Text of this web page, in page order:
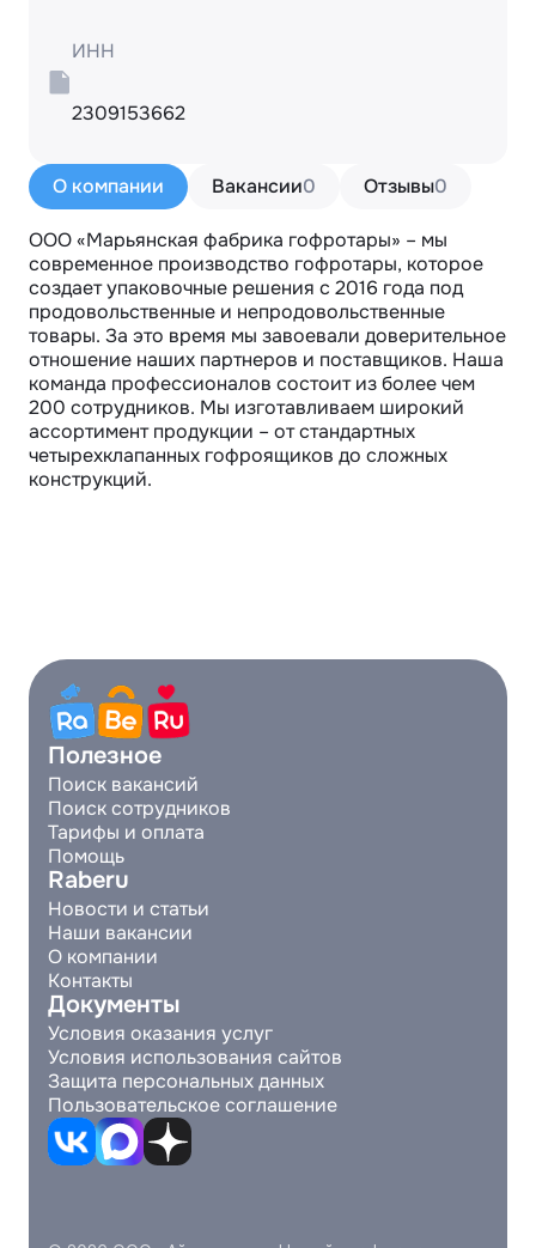
О компании Вакансии0 Отзывы0
ООO «Мaрьянcкая фабpикa гофpотapы» – мы
современное производство гофротары, которое
создает упаковочные решения с 2016 года под
продовольственные и непродовольственные
товары. За это время мы завоевали доверительное
отношение наших партнеров и поставщиков. Наша
команда профессионалов состоит из более чем
200 сотрудников. Мы изготавливаем широкий
ассортимент продукции – от стандартных
четырехклапанных гофроящиков до сложных
конструкций.
ИНН
2309153662
Полезное
Поиск вакансий
Поиск сотрудников
Тарифы и оплата
Помощь
Raberu
Новости и статьи
Наши вакансии
О компании
Контакты
Документы
Условия оказания услуг
Условия использования сайтов
Защита персональных данных
Пользовательское соглашение